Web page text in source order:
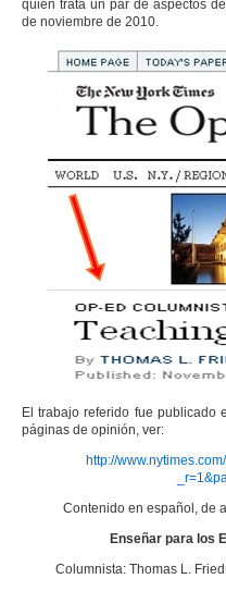
quien trata un par de aspectos
de noviembre de 2010.
El trabajo referido fue publicado
páginas de opinión, ver:
http://
Contenido en español, de
Enseñar para los
Columnista: Thomas L.